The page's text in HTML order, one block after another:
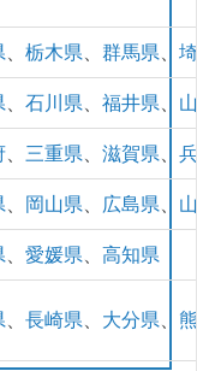
栃木県 群馬県
石川県 福井県
三重県 滋賀県
岡山県 広島県
愛媛県 高知県
長崎県 大分県